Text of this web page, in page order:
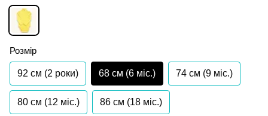
Розмір
92 см (2 роки) 68 см (6 мiс.) 74 см (9 мiс.)
80 см (12 мiс.) 86 см (18 мiс.)